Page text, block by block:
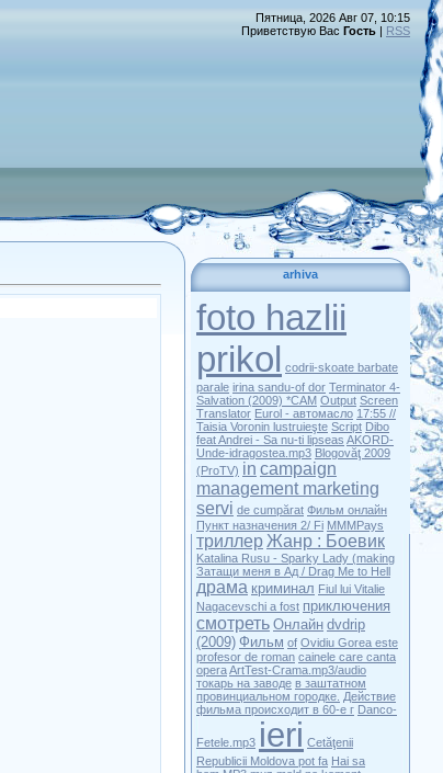
Пятница, 2026 Авг 07, 10:15
Приветствую Вас Гость | RSS
arhiva
foto hazlii
prikol codrii-skoate barbate
parale irina sandu-of dor Terminator 4-
Salvation (2009) *CAM Output Screen
Translator Eurol - автомасло 17:55 //
Taisia Voronin lustruieşte Script Dibo
feat Andrei - Sa nu-ti lipseas AKORD-
Unde-idragostea.mp3 Blogovăţ 2009
(ProTV) in campaign
management marketing
servi de cumpărat Фильм онлайн
Пункт назначения 2/ Fi MMMPays
триллер Жанр : Боевик
Katalina Rusu - Sparky Lady (making
Затащи меня в Ад / Drag Me to Hell
драма криминал Fiul lui Vitalie
Nagacevschi a fost приключения
смотреть Онлайн dvdrip
(2009) Фильм of Ovidiu Gorea este
profesor de roman cainele care canta
operaArtTest-Crama.mp3/audio
токарь на заводе в заштатном
провинциальном городке. Действие
фильма происходит в 60-е г Danco-
Fetele.mp3 ieri Cetăţenii
Republicii Moldova pot fa Hai sa